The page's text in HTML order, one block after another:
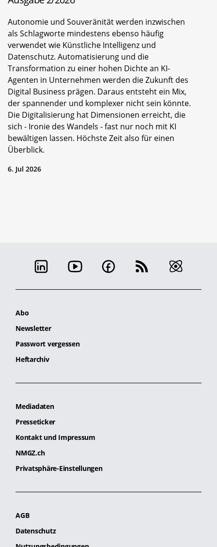
Autonomie und Souveränität werden inzwischen
als Schlagworte mindestens ebenso häufig
verwendet wie Künstliche Intelligenz und
Datenschutz. Automatisierung und die
Transformation zu einer hohen Dichte an KI-
Agenten in Unternehmen werden die Zukunft des
Digital Business prägen. Daraus entsteht ein Mix,
der spannender und komplexer nicht sein könnte.
Die Digitalisierung hat Dimensionen erreicht, die
sich - Ironie des Wandels - fast nur noch mit KI
bewältigen lassen. Höchste Zeit also für einen
Überblick.
6. Jul 2026
Abo
Newsletter
Passwort vergessen
Heftarchiv
Mediadaten
Presseticker
Kontakt und Impressum
NMGZ.ch
Privatsphäre-Einstellungen
AGB
Datenschutz